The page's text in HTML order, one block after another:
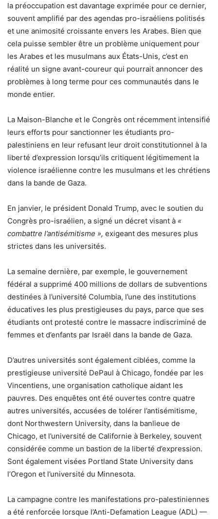
la préoccupation est davantage exprimée pour ce dernier,
souvent amplifié par des agendas pro-israéliens politisés
et une animosité croissante envers les Arabes. Bien que
cela puisse sembler être un problème uniquement pour
les Arabes et les musulmans aux États-Unis, c’est en
réalité un signe avant-coureur qui pourrait annoncer des
problèmes à long terme pour ces communautés dans le
monde entier.
La Maison-Blanche et le Congrès ont récemment intensifié
leurs efforts pour sanctionner les étudiants pro-
palestiniens en leur refusant leur droit constitutionnel à la
liberté d’expression lorsqu’ils critiquent légitimement la
violence israélienne contre les musulmans et les chrétiens
dans la bande de Gaza.
En janvier, le président Donald Trump, avec le soutien du
Congrès pro-israélien, a signé un décret visant à «
combattre l’antisémitisme », exigeant des mesures plus
strictes dans les universités.
La semaine dernière, par exemple, le gouvernement
fédéral a supprimé 400 millions de dollars de subventions
destinées à l’université Columbia, l’une des institutions
éducatives les plus prestigieuses du pays, parce que ses
étudiants ont protesté contre le massacre indiscriminé de
femmes et d’enfants par Israël dans la bande de Gaza.
D’autres universités sont également ciblées, comme la
prestigieuse université DePaul à Chicago, fondée par les
Vincentiens, une organisation catholique aidant les
pauvres. Des enquêtes ont été ouvertes contre quatre
autres universités, accusées de tolérer l’antisémitisme,
dont Northwestern University, dans la banlieue de
Chicago, et l’université de Californie à Berkeley, souvent
considérée comme un bastion de la liberté d’expression.
Sont également visées Portland State University dans
l’Oregon et l’université du Minnesota.
La campagne contre les manifestations pro-palestiniennes
a été renforcée lorsque l’Anti-Defamation League (ADL) —